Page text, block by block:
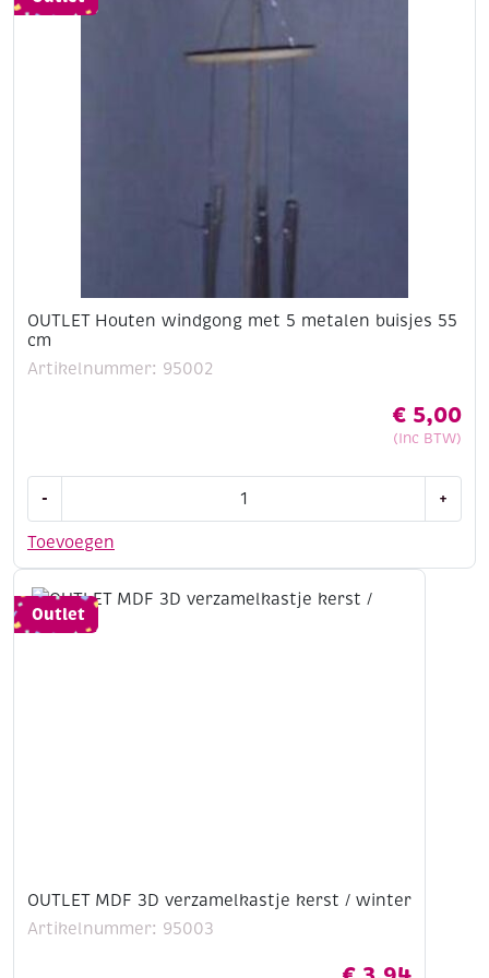
cm,
OUTLET Houten windgong met 5 metalen buisjes 55
cm
Artikelnummer: 95002
€ 5,00
(Inc BTW)
Toevoegen
-
windgong
5
metalen
buisjes
+
Outlet
OUTLET MDF 3D verzamelkastje kerst / winter
Artikelnummer: 95003